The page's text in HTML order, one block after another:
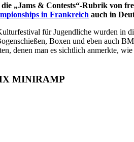
„Jams & Contests“-Rubrik von
in Frankreich auch in
für Jugendliche wurden in
Boxen und eben auch
denen man es sichtlich anmerkte,
MINIRAMP